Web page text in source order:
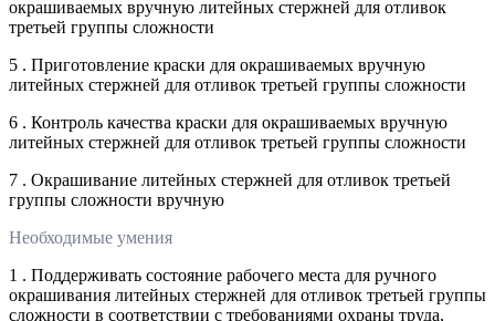
окрашиваемых вручную литейных стержней для отливок
третьей группы сложности
5 . Приготовление краски для окрашиваемых вручную
литейных стержней для отливок третьей группы сложности
6 . Контроль качества краски для окрашиваемых вручную
литейных стержней для отливок третьей группы сложности
7 . Окрашивание литейных стержней для отливок третьей
группы сложности вручную
Необходимые умения
1 . Поддерживать состояние рабочего места для ручного
окрашивания литейных стержней для отливок третьей группы
сложности в соответствии с требованиями охраны труда,